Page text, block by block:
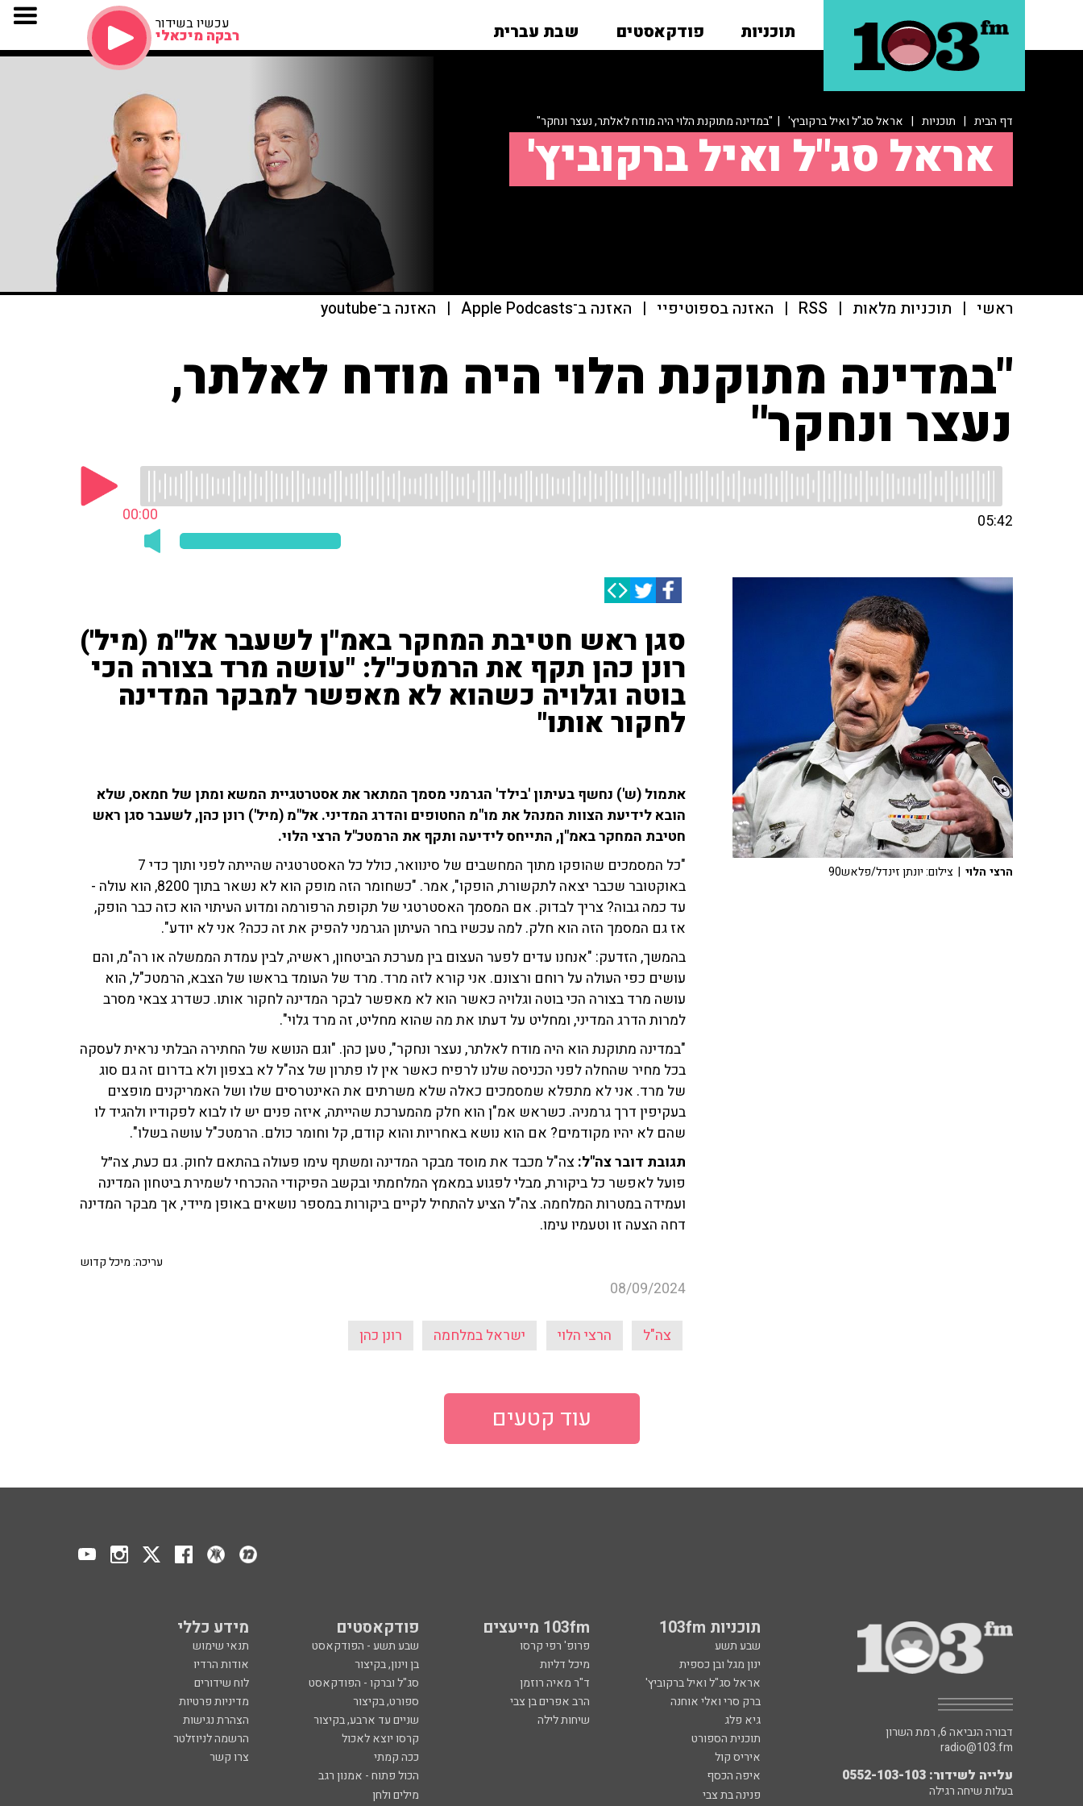
תוכניות פודקאסטים שבת עברית עכשיו בשידור
רבקה מיכאלי
דף הבית | תוכניות | אראל סג"ל ואיל ברקוביץ' | "במדינה מתוקנת הלוי היה מודח לאלתר, נעצר ונחקר"
אראל סג"ל ואיל ברקוביץ'
ראשי | תוכניות מלאות |
RSS
| האזנה בספוטיפיי | האזנה ב־Apple Podcasts | האזנה ב־youtube
"במדינה מתוקנת הלוי היה מודח לאלתר,
נעצר ונחקר"
00:00 05:42
סגן ראש חטיבת המחקר באמ"ן לשעבר אל"מ (מיל')
רונן כהן תקף את הרמטכ"ל: "עושה מרד בצורה הכי
בוטה וגלויה כשהוא לא מאפשר למבקר המדינה
לחקור אותו"
אתמול (ש') נחשף בעיתון 'בילד' הגרמני מסמך המתאר את אסטרטגיית המשא ומתן של חמאס, שלא
הובא לידיעת הצוות המנהל את מו"מ החטופים והדרג המדיני. אל"מ (מיל') רונן כהן, לשעבר סגן ראש
חטיבת המחקר באמ"ן, התייחס לידיעה ותקף את הרמטכ"ל הרצי הלוי.
"כל המסמכים שהופקו מתוך המחשבים של סינוואר, כולל כל האסטרטגיה שהייתה לפני ותוך כדי 7
באוקטובר שכבר יצאה לתקשורת, הופקו", אמר. "כשחומר הזה מופק הוא לא נשאר בתוך 8200, הוא עולה -
עד כמה גבוה? צריך לבדוק. אם המסמך האסטרטגי של תקופת הרפורמה ומדוע העיתוי הוא כזה כבר הופק,
אז גם המסמך הזה הוא חלק. למה עכשיו בחר העיתון הגרמני להפיק את זה ככה? אני לא יודע".
בהמשך, הזדעק: "אנחנו עדים לפער העצום בין מערכת הביטחון, ראשיה, לבין עמדת הממשלה או רה"מ, והם
עושים כפי העולה על רוחם ורצונם. אני קורא לזה מרד. מרד של העומד בראשו של הצבא, הרמטכ"ל, הוא
עושה מרד בצורה הכי בוטה וגלויה כאשר הוא לא מאפשר לבקר המדינה לחקור אותו. כשדרג צבאי מסרב
למרות הדרג המדיני, ומחליט על דעתו את מה שהוא מחליט, זה מרד גלוי".
"במדינה מתוקנת הוא היה מודח לאלתר, נעצר ונחקר", טען כהן. "וגם הנושא של החתירה הבלתי נראית לעסקה
בכל מחיר שהחלה לפני הכניסה שלנו לרפיח כאשר אין לו פתרון של צה"ל לא בצפון ולא בדרום זה גם סוג
של מרד. אני לא מתפלא שמסמכים כאלה שלא משרתים את האינטרסים שלו ושל האמריקנים מופצים
בעקיפין דרך גרמניה. כשראש אמ"ן הוא חלק מהמערכת שהייתה, איזה פנים יש לו לבוא לפקודיו ולהגיד לו
שהם לא יהיו מקודמים? אם הוא נושא באחריות והוא קודם, קל וחומר כולם. הרמטכ"ל עושה בשלו".
תגובת דובר צה"ל: צה"ל מכבד את מוסד מבקר המדינה ומשתף עימו פעולה בהתאם לחוק. גם כעת, צה״ל
פועל לאפשר כל ביקורת, מבלי לפגוע במאמץ המלחמתי ובקשב הפיקודי ההכרחי לשמירת ביטחון המדינה
ועמידה במטרות המלחמה. צה"ל הציע להתחיל לקיים ביקורות במספר נושאים באופן מיידי, אך מבקר המדינה
דחה הצעה זו וטעמיו עימו.
עריכה: מיכל קדוש
08/09/2024
צה"ל הרצי הלוי ישראל במלחמה רונן כהן
הרצי הלוי | צילום: יונתן זינדל/פלאש90
עוד קטעים
תוכניות 103fm 103fm מייעצים פודקאסטים מידע כללי
שבע תשע פרופ' רפי קרסו שבע תשע - הפודקאסט
תנאי שימוש
ינון מגל ובן כספית
מיכל דליות בן וינון, בקיצור
אודות הרדיו
אראל סג"ל ואיל ברקוביץ'
ד"ר מאיה רוזמן סג"ל וברקו - הפודקאסט
לוח שידורים
ברק סרי ואלי אוחנה
הרב אפרים בן צבי ספורט, בקיצור
מדיניות פרטיות
גיא פלג
שיחות לילה שניים עד ארבע, בקיצור
הצהרת נגישות
תוכנית הספורט
קרסו יוצא לאכול
הרשמה לניוזלטר
איריס קול
ככה קמתי
צרו קשר
איפה הכסף
הכול פתוח - אמנון רגב
פנינה בת צבי
מילים ולחן
דבורה הנביאה 6, רמת השרון
radio@103.fm
עלייה לשידור: 0552-103-103
בעלות שיחה רגילה